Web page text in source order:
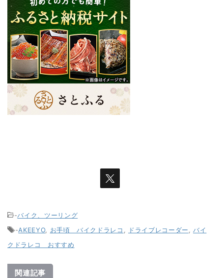
-バイク、ツーリング
-AKEEYO お手頃 バイクドラレコ ドライブレコーダー ,バイ
クドラレコ おすすめ
関連記事